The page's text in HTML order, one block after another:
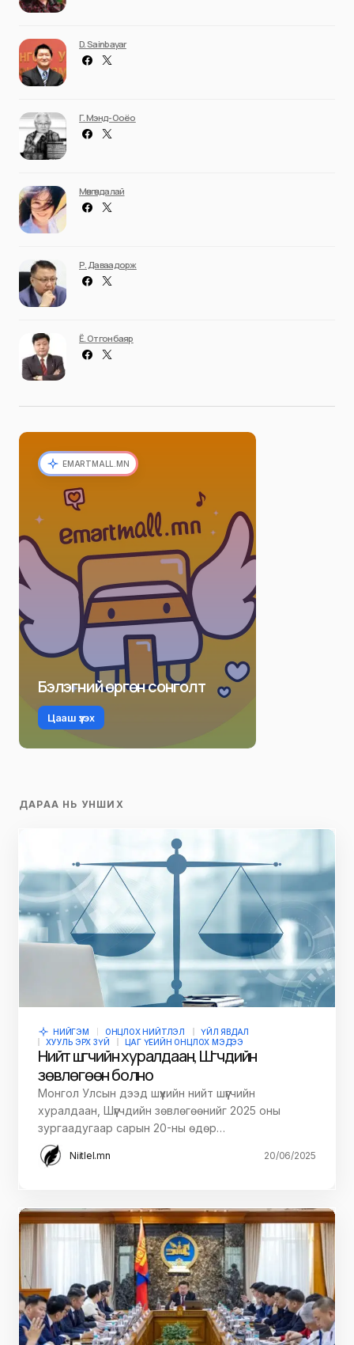
D. Sainbayar
Г. Мэнд-Ооёо
Мөнгөндалай
Р. Даваадорж
Ё. Отгонбаяр
EMARTMALL.MN
Бэлэгний өргөн сонголт
Цааш үзэх
ДАРАА НЬ УНШИХ
НИЙГЭМ ОНЦЛОХ НИЙТЛЭЛ
ҮЙЛ ЯВДАЛ
ХУУЛЬ ЭРХ ЗҮЙ
ЦАГ ҮЕИЙН ОНЦЛОХ МЭДЭЭ
Нийт шүүгчийн хуралдаан, Шүүгчдийн
зөвлөгөөн болно
Монгол Улсын дээд шүүхийн нийт шүүгчийн
хуралдаан, Шүүгчдийн зөвлөгөөнийг 2025 оны
зургаадугаар сарын 20-ны өдөр…
Niitlel.mn 20/06/2025